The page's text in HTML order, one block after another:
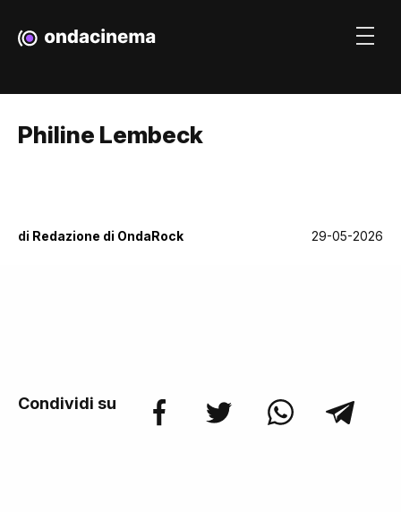
Philine Lembeck
di Redazione di OndaRock 29-05-2026
Condividi su